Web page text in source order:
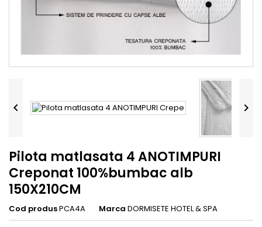
 
Pilota matlasata 4 ANOTIMPURI
Creponat 100%bumbac alb
150X210CM
Cod produsPCA4A Marca DORMISETE HOTEL & SPA